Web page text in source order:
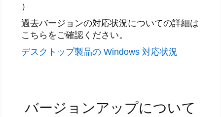
）
過去バージョンの対応状況についての詳細は
こちらをご確認ください。
デスクトップ製品の Windows 対応状況
バージョンアップについて